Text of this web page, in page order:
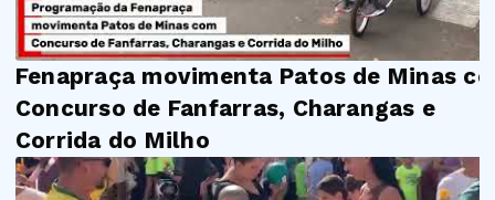
Fenapraça movimenta Patos de Minas
Concurso de Fanfarras, Charangas e
Corrida do Milho